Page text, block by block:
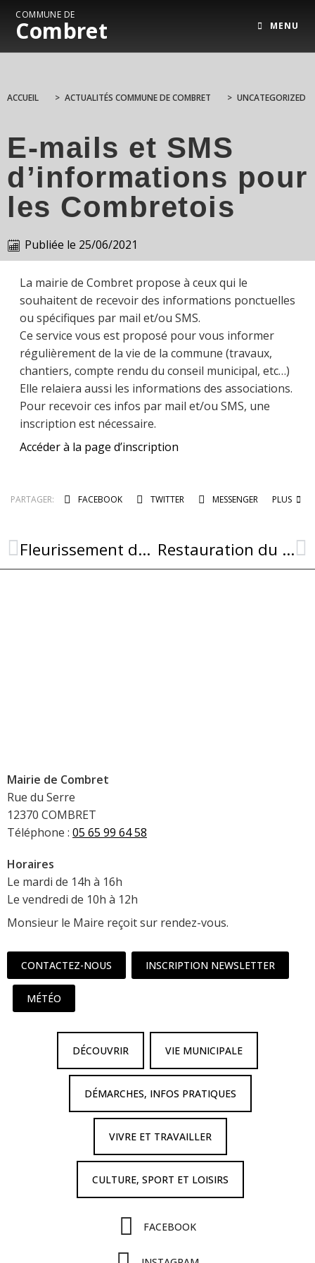
COMMUNE DE
Combret MENU
ACCUEIL > ACTUALITÉS COMMUNE DE COMBRET > UNCATEGORIZED
E-mails et SMS
d’informations pour
les Combretois
Publiée le 25/06/2021
La mairie de Combret propose à ceux qui le
souhaitent de recevoir des informations ponctuelles
ou spécifiques par mail et/ou SMS.
Ce service vous est proposé pour vous informer
régulièrement de la vie de la commune (travaux,
chantiers, compte rendu du conseil municipal, etc…)
Elle relaiera aussi les informations des associations.
Pour recevoir ces infos par mail et/ou SMS, une
inscription est nécessaire.
Accéder à la page d’inscription
PARTAGER: FACEBOOK TWITTER MESSENGER PLUS
Fleurissement de Combret Restauration du clocher St-Amans-de Lizertet
Mairie de Combret
Rue du Serre
12370 COMBRET
Téléphone : 05 65 99 64 58
Horaires
Le mardi de 14h à 16h
Le vendredi de 10h à 12h
Monsieur le Maire reçoit sur rendez-vous.
CONTACTEZ-NOUS INSCRIPTION NEWSLETTER
MÉTÉO
DÉCOUVRIR VIE MUNICIPALE
DÉMARCHES, INFOS PRATIQUES
VIVRE ET TRAVAILLER
CULTURE, SPORT ET LOISIRS
FACEBOOK